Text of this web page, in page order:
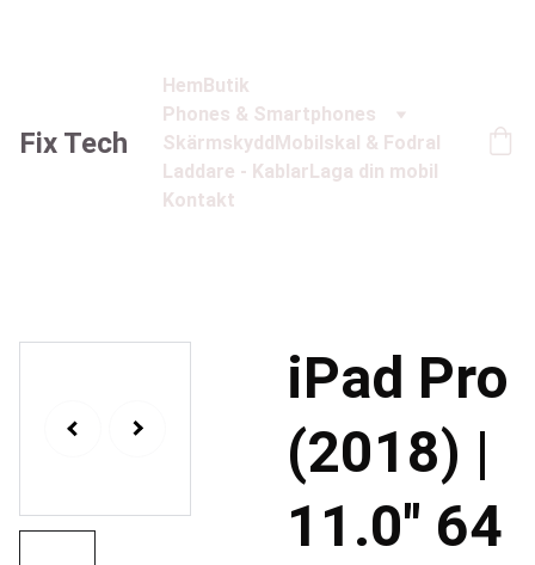
Fix Tech
HemButik
Phones & Smartphones
SkärmskyddMobilskal & Fodral
Laddare - KablarLaga din mobil
Kontakt
iPad Pro
(2018) |
11.0" 64